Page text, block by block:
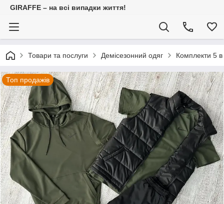
GIRAFFE – на всі випадки життя!
Товари та послуги Демісезонний одяг Комплекти 5 в
Топ продажів